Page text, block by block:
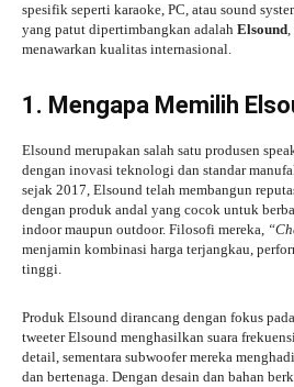
spesifik seperti karaoke, PC, atau sound
yang patut dipertimbangkan adalah Elsound,
menawarkan kualitas internasional.
1. Mengapa Memilih
Elsound merupakan salah satu produsen
dengan inovasi teknologi dan standar
sejak 2017, Elsound telah membangun
dengan produk andal yang cocok untuk
indoor maupun outdoor. Filosofi mereka,
menjamin kombinasi harga terjangkau,
tinggi.
Produk Elsound dirancang dengan fokus
tweeter Elsound menghasilkan suara
detail, sementara subwoofer mereka
dan bertenaga. Dengan desain dan bahan